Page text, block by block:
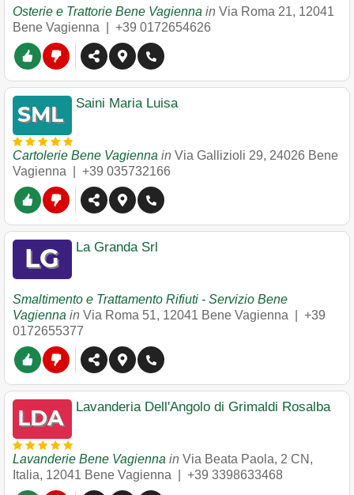
Osterie e Trattorie Bene Vagienna in Via Roma 21, 12041
Bene Vagienna
+39 0172654626
Saini Maria Luisa
Cartolerie Bene Vagienna in Via Gallizioli 29, 24026 Bene
Vagienna
+39 035732166
La Granda Srl
Smaltimento e Trattamento Rifiuti - Servizio Bene
Vagienna in Via Roma 51, 12041 Bene Vagienna
+39
0172655377
Lavanderia Dell'Angolo di Grimaldi Rosalba
Lavanderie Bene Vagienna in Via Beata Paola, 2 CN,
Italia, 12041 Bene Vagienna +39 3398633468